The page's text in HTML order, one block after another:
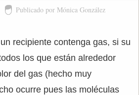
Publicado por Mónica González
recipiente contenga gas, si su
los que están alrededor
del gas (hecho muy
ocurre pues las moléculas